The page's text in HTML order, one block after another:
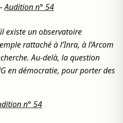
Audition n° 54
existe un observatoire
rattaché à l’Inra, à l’Arcom
Au-delà, la question
en démocratie, pour porter des
n° 54